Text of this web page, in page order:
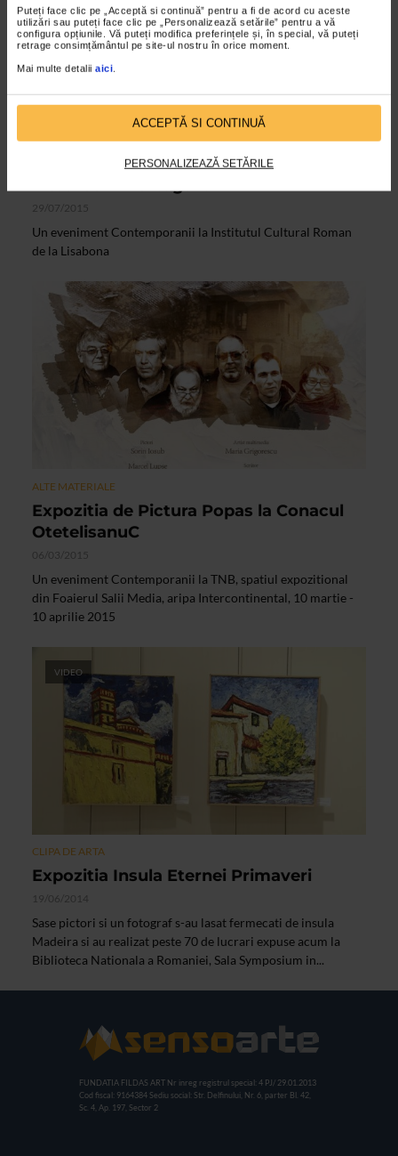
Puteți face clic pe „Acceptă si continuă” pentru a fi de acord cu aceste
utilizări sau puteți face clic pe „Personalizează setările” pentru a vă
configura opțiunile. Vă puteți modifica preferințele și, în special, vă puteți
retrage consimțământul pe site-ul nostru în orice moment.
Mai multe detalii aici
ACCEPTĂ SI CONTINUĂ
PERSONALIZEAZĂ SETĂRILE
ALTE MATERIALE
Expozitia Insula Eternei Primaveri se
29/07/2015
Un eveniment Contemporanii la Institutul Cultural Roman
de la Lisabona
ALTE MATERIALE
Expozitia de Pictura Popas la Conacul
OtetelisanuC
06/03/2015
Un eveniment Contemporanii la TNB, spatiul expozitional
din Foaierul Salii Media, aripa Intercontinental, 10 martie -
10 aprilie 2015
VIDEO
CLIPA DE ARTA
Expozitia Insula Eternei Primaveri
19/06/2014
Sase pictori si un fotograf s-au lasat fermecati de insula
Madeira si au realizat peste 70 de lucrari expuse acum la
Biblioteca Nationala a Romaniei, Sala Symposium in...
FUNDATIA FILDAS ART Nr inreg registrul special: 4 PJ/ 29.01.2013
Cod fiscal: 9164384 Sediu social: Str. Delfinului, Nr. 6, parter Bl. 42,
Sc. 4, Ap. 197, Sector 2